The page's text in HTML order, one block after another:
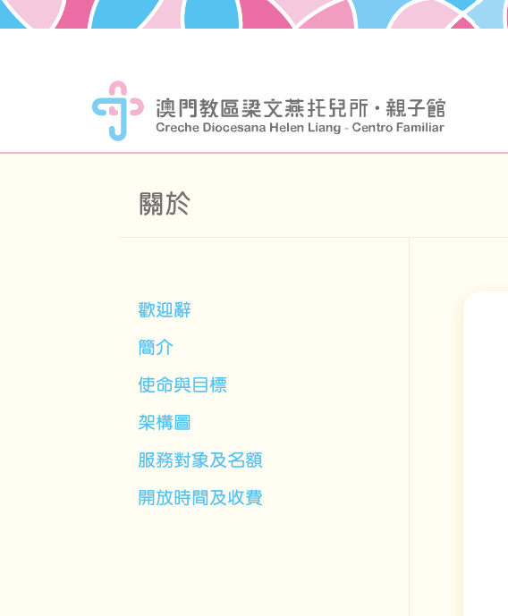
關於
歡迎辭
簡介
使命與目標
架構圖
服務對象及名額
開放時間及收費